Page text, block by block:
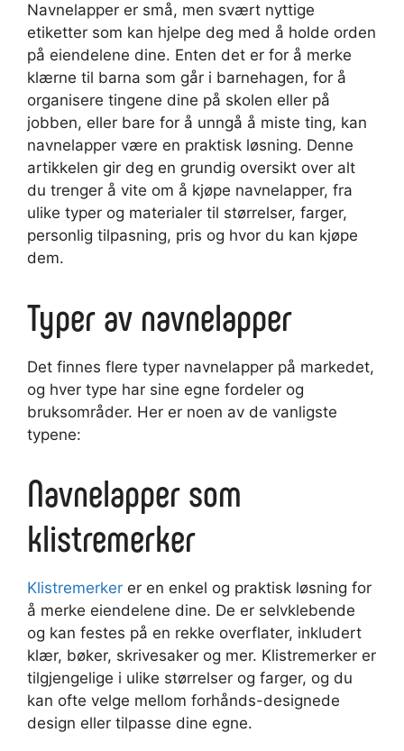
Navnelapper er små, men svært nyttige
etiketter som kan hjelpe deg med å holde orden
på eiendelene dine. Enten det er for å merke
klærne til barna som går i barnehagen, for å
organisere tingene dine på skolen eller på
jobben, eller bare for å unngå å miste ting, kan
navnelapper være en praktisk løsning. Denne
artikkelen gir deg en grundig oversikt over alt
du trenger å vite om å kjøpe navnelapper, fra
ulike typer og materialer til størrelser, farger,
personlig tilpasning, pris og hvor du kan kjøpe
dem.
Typer av navnelapper
Det finnes flere typer navnelapper på markedet,
og hver type har sine egne fordeler og
bruksområder. Her er noen av de vanligste
typene:
Navnelapper som
klistremerker
Klistremerker er en enkel og praktisk løsning for
å merke eiendelene dine. De er selvklebende
og kan festes på en rekke overflater, inkludert
klær, bøker, skrivesaker og mer. Klistremerker er
tilgjengelige i ulike størrelser og farger, og du
kan ofte velge mellom forhånds-designede
design eller tilpasse dine egne.